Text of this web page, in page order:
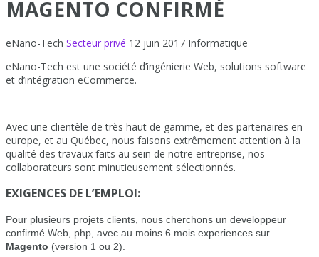
MAGENTO CONFIRMÉ
eNano-Tech Secteur privé 12 juin 2017 Informatique
eNano-Tech est une société d’ingénierie Web, solutions software
et d’intégration eCommerce.
Avec une clientèle de très haut de gamme, et des partenaires en
europe, et au Québec, nous faisons extrêmement attention à la
qualité des travaux faits au sein de notre entreprise, nos
collaborateurs sont minutieusement sélectionnés.
EXIGENCES DE L’EMPLOI:
Pour plusieurs projets clients, nous cherchons un developpeur
confirmé Web, php, avec au moins 6 mois experiences sur
Magento (version 1 ou 2).